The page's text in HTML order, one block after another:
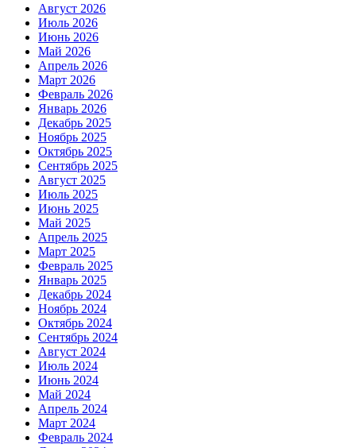
Август 2026
Июль 2026
Июнь 2026
Май 2026
Апрель 2026
Март 2026
Февраль 2026
Январь 2026
Декабрь 2025
Ноябрь 2025
Октябрь 2025
Сентябрь 2025
Август 2025
Июль 2025
Июнь 2025
Май 2025
Апрель 2025
Март 2025
Февраль 2025
Январь 2025
Декабрь 2024
Ноябрь 2024
Октябрь 2024
Сентябрь 2024
Август 2024
Июль 2024
Июнь 2024
Май 2024
Апрель 2024
Март 2024
Февраль 2024